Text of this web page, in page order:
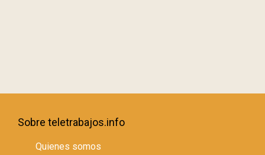
Sobre teletrabajos.info
Quienes somos